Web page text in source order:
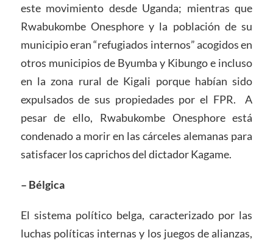
este movimiento desde Uganda; mientras que
Rwabukombe Onesphore y la población de su
municipio eran “refugiados internos” acogidos en
otros municipios de Byumba y Kibungo e incluso
en la zona rural de Kigali porque habían sido
expulsados de sus propiedades por el FPR. A
pesar de ello, Rwabukombe Onesphore está
condenado a morir en las cárceles alemanas para
satisfacer los caprichos del dictador Kagame.
– Bélgica
El sistema político belga, caracterizado por las
luchas políticas internas y los juegos de alianzas,